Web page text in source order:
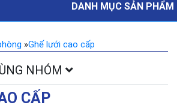
DANH MỤC SẢN PHẨM
»Ghế lưới cao cấp
NHÓM
CẤP